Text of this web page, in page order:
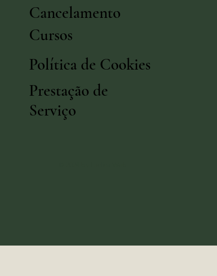
Política de Cookies
Cancelamento
Cursos
Prestação de
Serviço